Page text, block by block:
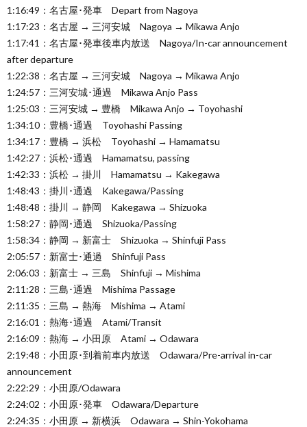
1:16:49：名古屋･発車 Depart from Nagoya
1:17:23：名古屋 → 三河安城 Nagoya → Mikawa Anjo
1:17:41：名古屋･発車後車内放送 Nagoya/In-car announcement
after departure
1:22:38：名古屋 → 三河安城 Nagoya → Mikawa Anjo
1:24:57：三河安城･通過 Mikawa Anjo Pass
1:25:03：三河安城 → 豊橋 Mikawa Anjo → Toyohashi
1:34:10：豊橋･通過 Toyohashi Passing
1:34:17：豊橋 → 浜松 Toyohashi → Hamamatsu
1:42:27：浜松･通過 Hamamatsu, passing
1:42:33：浜松 → 掛川 Hamamatsu → Kakegawa
1:48:43：掛川･通過 Kakegawa/Passing
1:48:48：掛川 → 静岡 Kakegawa → Shizuoka
1:58:27：静岡･通過 Shizuoka/Passing
1:58:34：静岡 → 新富士 Shizuoka → Shinfuji Pass
2:05:57：新富士･通過 Shinfuji Pass
2:06:03：新富士 → 三島 Shinfuji → Mishima
2:11:28：三島･通過 Mishima Passage
2:11:35：三島 → 熱海 Mishima → Atami
2:16:01：熱海･通過 Atami/Transit
2:16:09：熱海 → 小田原 Atami → Odawara
2:19:48：小田原･到着前車内放送 Odawara/Pre-arrival in-car
announcement
2:22:29：小田原/Odawara
2:24:02：小田原･発車 Odawara/Departure
2:24:35：小田原 → 新横浜 Odawara → Shin-Yokohama